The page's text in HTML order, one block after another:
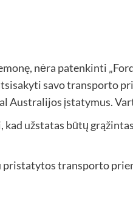
nėra patenkinti
savo transporto
Australijos įstatymus.
užstatas būtų
pristatytos transporto